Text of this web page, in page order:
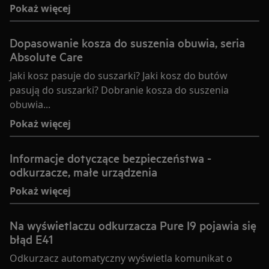
Pokaż więcej
Dopasowanie kosza do suszenia obuwia, seria
Absolute Care
Jaki kosz pasuje do suszarki? Jaki kosz do butów
pasują do suszarki? Dobranie kosza do suszenia
obuwia...
Pokaż więcej
Informacje dotyczące bezpieczeństwa -
odkurzacze, małe urządzenia
Pokaż więcej
Na wyświetlaczu odkurzacza Pure I9 pojawia się
błąd E41
Odkurzacz automatyczny wyświetla komunikat o